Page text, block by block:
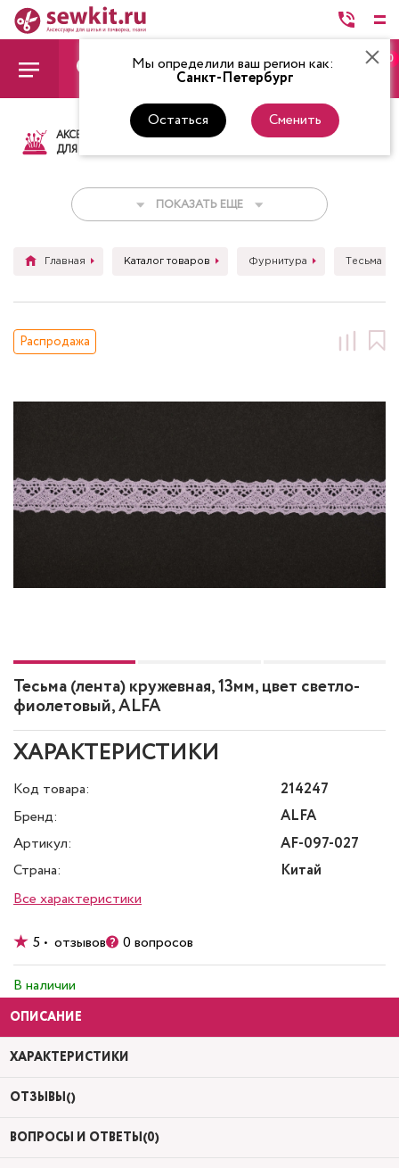
Мы определили ваш регион как:
Санкт-Петербург
Остаться Сменить
0
АКСЕССУАРЫ
ДЛЯ ШИТЬЯ
ТКАНИ НИТКИ
ПОКАЗАТЬ ЕЩЕ
Главная Каталог товаров Фурнитура Тесьма
Тесьма (лента) кружевная, 13мм, цвет светло-
фиолетовый, ALFA
Распродажа
ХАРАКТЕРИСТИКИ
Код товара:
214247
Бренд:
ALFA
Артикул:
AF-097-027
Страна:
Китай
Все характеристики
5 • отзывов 0 вопросов
В наличии
ОПИСАНИЕ
ХАРАКТЕРИСТИКИ
ОТЗЫВЫ()
ВОПРОСЫ И ОТВЕТЫ(0)